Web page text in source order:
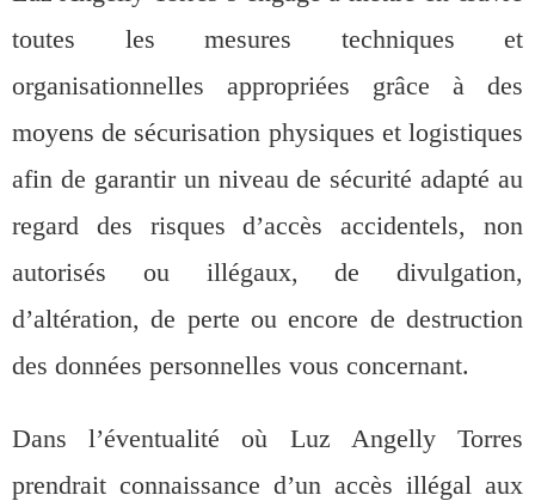
toutes les mesures techniques et
organisationnelles appropriées grâce à des
moyens de sécurisation physiques et logistiques
afin de garantir un niveau de sécurité adapté au
regard des risques d’accès accidentels, non
autorisés ou illégaux, de divulgation,
d’altération, de perte ou encore de destruction
des données personnelles vous concernant.
Dans l’éventualité où Luz Angelly Torres
prendrait connaissance d’un accès illégal aux